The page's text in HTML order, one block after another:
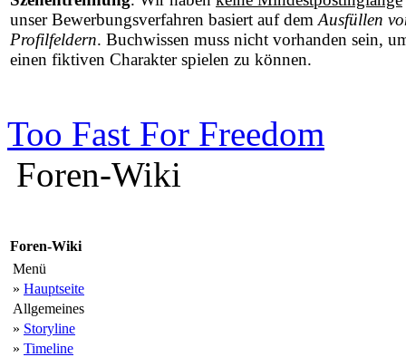
unser Bewerbungsverfahren basiert auf dem Ausfüllen
Profilfeldern. Buchwissen muss nicht vorhanden sein,
einen fiktiven Charakter spielen zu können.
Too Fast For Freedom
Foren-Wiki
Foren-Wiki
Menü
» Hauptseite
Allgemeines
» Storyline
» Timeline